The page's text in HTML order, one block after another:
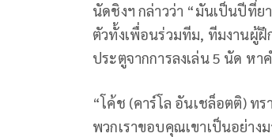
นัดชิงฯ กล่าวว่า “มันเป็นปีที่ย
ตัวทั้งเพื่อนร่วมทีม, ทีมงานผู้
ประตูจากการลงเล่น 5 นัด หา
“โค้ช (คาร์โล อันเชล็อตติ) ท
พวกเราขอบคุณเขาเป็นอย่าง